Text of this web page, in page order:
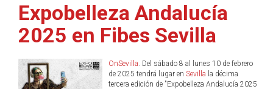
Expobelleza Andalucía
2025 en Fibes Sevilla
OnSevilla. Del sábado 8 al lunes 10 de febrero
de 2025 tendrá lugar en Sevilla la décima
tercera edición de "Expobelleza Andalucía 2025